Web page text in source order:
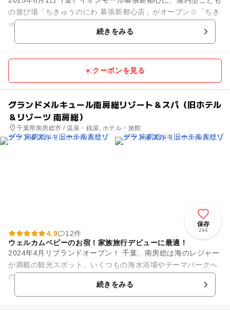
の遊び場「ちきゅうのにわ 幕張新都心店」がオープン☆「ちき
ゅうのにわ」は0歳から12歳までの子どもとそのファミリーを
続きをみる
クーポンを見る
グランドメルキュール南房総リゾート＆スパ（旧ホテル
＆リゾーツ 南房総）
千葉県南房総市 / 温泉・銭湯, ホテル・旅館
保存
294
4.9
12件
ウェルカムベビーのお宿！家族旅行デビューに最適！
2024年4月リブランドオープン！ 千葉、南房総は海のレジャー
が満載の観光スポット。いくつもの海水浴場やテーマパークへ
のアクセスも抜群なのに、自然をたっぷり堪能する事もできま
続きをみる